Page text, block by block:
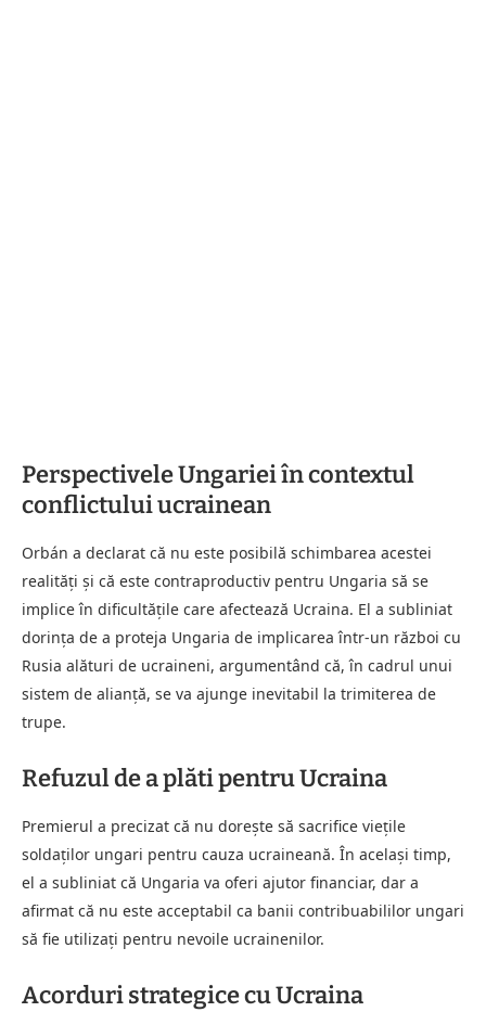
Perspectivele Ungariei în contextul
conflictului ucrainean
Orbán a declarat că nu este posibilă schimbarea acestei
realități și că este contraproductiv pentru Ungaria să se
implice în dificultățile care afectează Ucraina. El a subliniat
dorința de a proteja Ungaria de implicarea într-un război cu
Rusia alături de ucraineni, argumentând că, în cadrul unui
sistem de alianță, se va ajunge inevitabil la trimiterea de
trupe.
Refuzul de a plăti pentru Ucraina
Premierul a precizat că nu dorește să sacrifice viețile
soldaților ungari pentru cauza ucraineană. În același timp,
el a subliniat că Ungaria va oferi ajutor financiar, dar a
afirmat că nu este acceptabil ca banii contribuabililor ungari
să fie utilizați pentru nevoile ucrainenilor.
Acorduri strategice cu Ucraina